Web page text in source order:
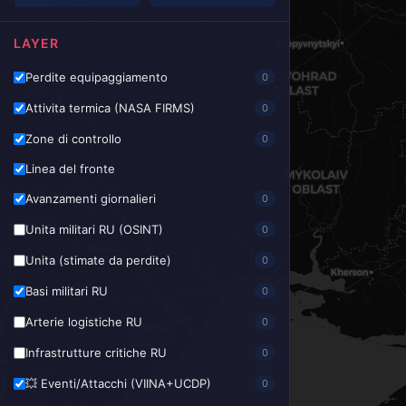
LAYER
Perdite equipaggiamento 0
Attivita termica (NASA FIRMS) 0
Zone di controllo 0
Linea del fronte
Avanzamenti giornalieri 0
Unita militari RU (OSINT) 0
Unita (stimate da perdite) 0
Basi militari RU 0
Arterie logistiche RU 0
Infrastrutture critiche RU 0
💥 Eventi/Attacchi (VIINA+UCDP) 0